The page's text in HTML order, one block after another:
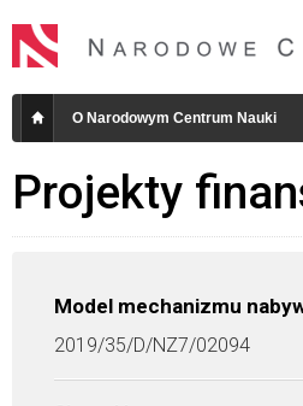
O Narodowym Centrum Nauki
Projekty
Model mechanizmu
2019/35/D/NZ7/02094